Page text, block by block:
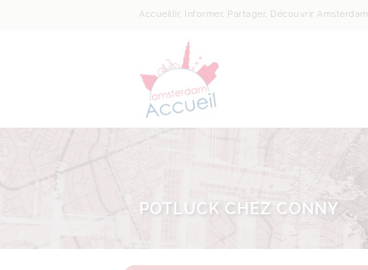
Accueillir, Informer, Partager, Découvrir Amsterdam
POTLUCK CHEZ CONNY